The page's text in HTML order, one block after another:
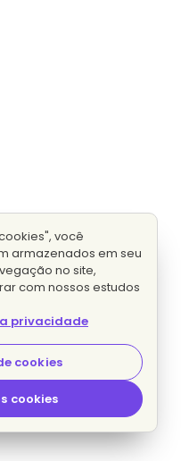
você
armazenados em seu
no site,
com nossos estudos
privacidade
cookies
cookies